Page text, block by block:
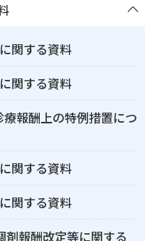
関する資料
関する資料
報酬上の特例措置につ
関する資料
関する資料
報酬改定等に関する